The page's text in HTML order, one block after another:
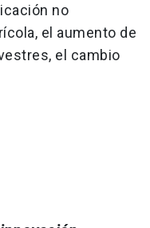
no
el aumento de
el cambio